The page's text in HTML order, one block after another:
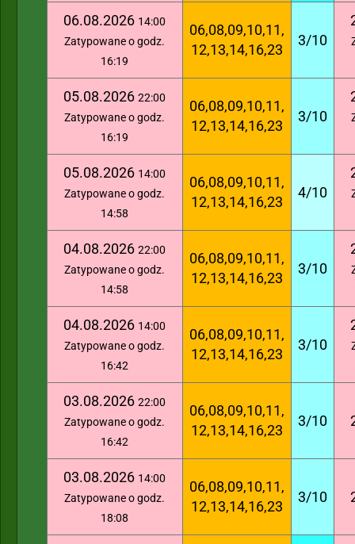
06.08.2026 14:00
Zatypowane o godz.
16:19
06,08,09,10,11,
12,13,14,16,23
3/10
05.08.2026 22:00
Zatypowane o godz.
16:19
06,08,09,10,11,
12,13,14,16,23
3/10
05.08.2026 14:00
Zatypowane o godz.
14:58
06,08,09,10,11,
12,13,14,16,23
4/10
04.08.2026 22:00
Zatypowane o godz.
14:58
06,08,09,10,11,
12,13,14,16,23
3/10
04.08.2026 14:00
Zatypowane o godz.
16:42
06,08,09,10,11,
12,13,14,16,23
3/10
03.08.2026 22:00
Zatypowane o godz.
16:42
06,08,09,10,11,
12,13,14,16,23
3/10
03.08.2026 14:00
Zatypowane o godz.
18:08
06,08,09,10,11,
12,13,14,16,23
3/10